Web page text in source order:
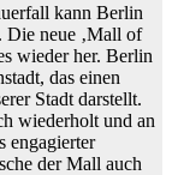
kann Berlin
Die neue ‚Mall of
wieder her. Berlin
das einen
Stadt darstellt.
wiederholt und an
engagierter
der Mall auch